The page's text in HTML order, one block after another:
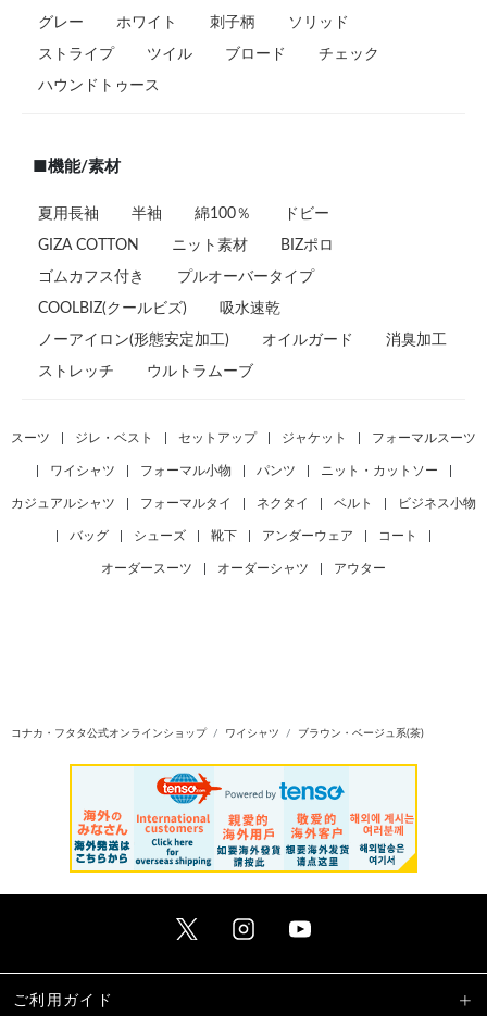
グレー ホワイト 刺子柄 ソリッド
ストライプ ツイル ブロード チェック
ハウンドトゥース
■機能/素材
夏用長袖 半袖 綿100％ ドビー
GIZA COTTON ニット素材 BIZポロ
ゴムカフス付き プルオーバータイプ
COOLBIZ(クールビズ) 吸水速乾
ノーアイロン(形態安定加工) オイルガード 消臭加工
ストレッチ ウルトラムーブ
スーツ ジレ・ベスト セットアップ ジャケット フォーマルスーツ
ワイシャツ フォーマル小物 パンツ ニット・カットソー
カジュアルシャツ フォーマルタイ ネクタイ ベルト ビジネス小物
バッグ シューズ 靴下 アンダーウェア コート
オーダースーツ オーダーシャツ アウター
コナカ・フタタ公式オンラインショップ ワイシャツ ブラウン・ベージュ系(茶)
ご利用ガイド